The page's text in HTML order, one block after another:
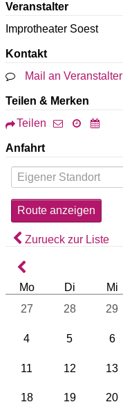
Veranstalter
Improtheater Soest
Kontakt
Mail an Veranstalter
Teilen & Merken
Teilen
Anfahrt
Zurueck zur Liste
Mo Di Mi
27
28 29
4 5 6
11 12 13
18 19 20